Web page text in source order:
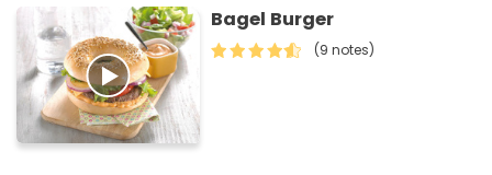
Bagel Burger
(9 notes)